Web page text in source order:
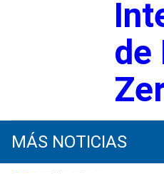
de
MÁS NOTICIAS